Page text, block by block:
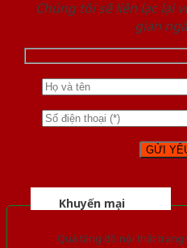
Chúng tôi sẽ liên lạc lại
gian
Khuyến mại
Quà tặng đồ nội thất trang